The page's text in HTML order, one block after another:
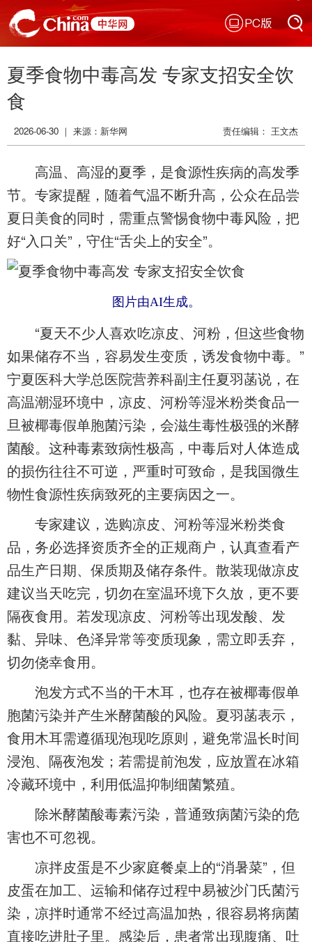
搜索
搜索
PC版
夏季食物中毒高发 专家支招安全饮
食
2026-06-30 ｜ 来源： 新华网 责任编辑： 王文杰
高温、高湿的夏季，是食源性疾病的高发季
节。专家提醒，随着气温不断升高，公众在品尝
夏日美食的同时，需重点警惕食物中毒风险，把
好“入口关”，守住“舌尖上的安全”。
图片由AI生成。
“夏天不少人喜欢吃凉皮、河粉，但这些食物
如果储存不当，容易发生变质，诱发食物中毒。”
宁夏医科大学总医院营养科副主任夏羽菡说，在
高温潮湿环境中，凉皮、河粉等湿米粉类食品一
旦被椰毒假单胞菌污染，会滋生毒性极强的米酵
菌酸。这种毒素致病性极高，中毒后对人体造成
的损伤往往不可逆，严重时可致命，是我国微生
物性食源性疾病致死的主要病因之一。
专家建议，选购凉皮、河粉等湿米粉类食
品，务必选择资质齐全的正规商户，认真查看产
品生产日期、保质期及储存条件。散装现做凉皮
建议当天吃完，切勿在室温环境下久放，更不要
隔夜食用。若发现凉皮、河粉等出现发酸、发
黏、异味、色泽异常等变质现象，需立即丢弃，
切勿侥幸食用。
泡发方式不当的干木耳，也存在被椰毒假单
胞菌污染并产生米酵菌酸的风险。夏羽菡表示，
食用木耳需遵循现泡现吃原则，避免常温长时间
浸泡、隔夜泡发；若需提前泡发，应放置在冰箱
冷藏环境中，利用低温抑制细菌繁殖。
除米酵菌酸毒素污染，普通致病菌污染的危
害也不可忽视。
凉拌皮蛋是不少家庭餐桌上的“消暑菜”，但
皮蛋在加工、运输和储存过程中易被沙门氏菌污
染，凉拌时通常不经过高温加热，很容易将病菌
直接吃进肚子里。感染后，患者常出现腹痛、吐